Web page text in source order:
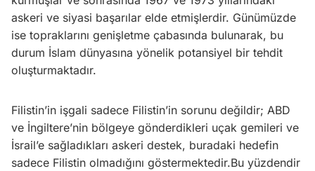
askeri ve siyasi başarılar elde etmişlerdir. Günümüzde
ise topraklarını genişletme çabasında bulunarak, bu
durum İslam dünyasına yönelik potansiyel bir tehdit
oluşturmaktadır.
Filistin’in işgali sadece Filistin’in sorunu değildir; ABD
ve İngiltere’nin bölgeye gönderdikleri uçak gemileri ve
İsrail’e sağladıkları askeri destek, buradaki hedefin
sadece Filistin olmadığını göstermektedir.Bu yüzdendir